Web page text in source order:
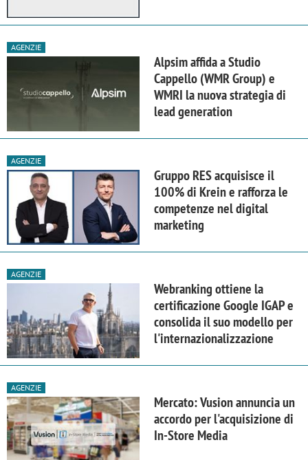
AGENZIE
Alpsim affida a Studio
Cappello (WMR Group) e
WMRI la nuova strategia di
lead generation
AGENZIE
Gruppo RES acquisisce il
100% di Krein e rafforza le
competenze nel digital
marketing
AGENZIE
Webranking ottiene la
certificazione Google IGAP e
consolida il suo modello per
l'internazionalizzazione
AGENZIE
Mercato: Vusion annuncia un
accordo per l'acquisizione di
In-Store Media